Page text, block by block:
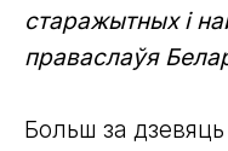
старажытных і
праваслаўя
Больш за